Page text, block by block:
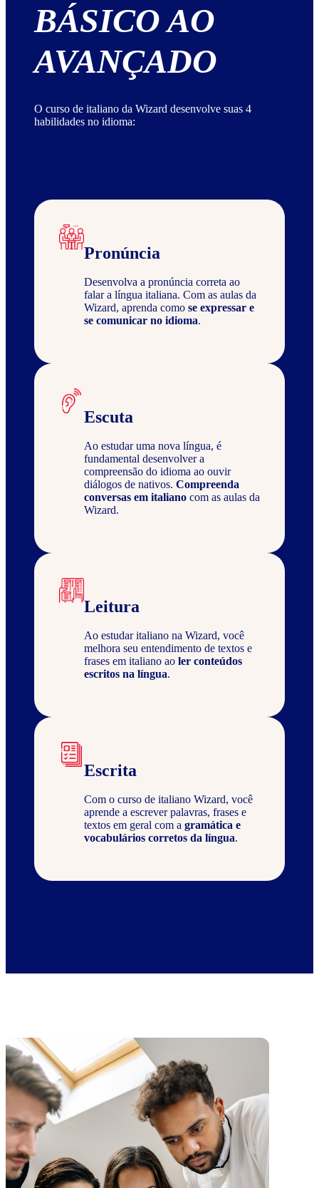
BÁSICO AO
AVANÇADO
O curso de italiano da Wizard desenvolve suas 4
habilidades no idioma:
Pronúncia
Desenvolva a pronúncia correta ao
falar a língua italiana. Com as aulas da
Wizard, aprenda como se expressar e
se comunicar no idioma.
Escuta
Ao estudar uma nova língua, é
fundamental desenvolver a
compreensão do idioma ao ouvir
diálogos de nativos. Compreenda
conversas em italiano com as aulas da
Wizard.
Leitura
Ao estudar italiano na Wizard, você
melhora seu entendimento de textos e
frases em italiano ao ler conteúdos
escritos na língua.
Escrita
Com o curso de italiano Wizard, você
aprende a escrever palavras, frases e
textos em geral com a gramática e
vocabulários corretos da língua.